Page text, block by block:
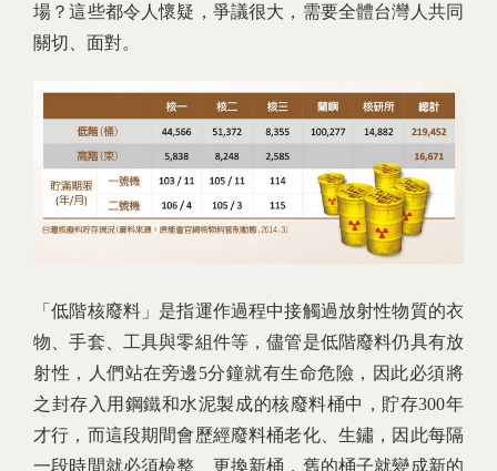
場？這些都令人懷疑，爭議很大，需要全體台灣人共同
關切、面對。
「低階核廢料」是指運作過程中接觸過放射性物質的衣
物、手套、工具與零組件等，儘管是低階廢料仍具有放
射性，人們站在旁邊5分鐘就有生命危險，因此必須將
之封存入用鋼鐵和水泥製成的核廢料桶中，貯存300年
才行，而這段期間會歷經廢料桶老化、生鏽，因此每隔
一段時間就必須檢整、更換新桶，舊的桶子就變成新的